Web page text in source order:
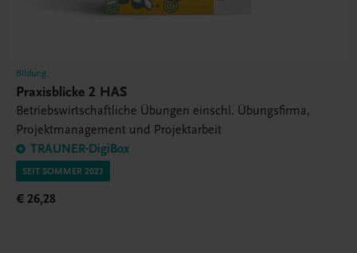
Bildung
Praxisblicke 2 HAS
Betriebswirtschaftliche Übungen einschl. Übungsfirma,
Projektmanagement und Projektarbeit
TRAUNER-DigiBox
SEIT SOMMER 2023
€ 26,28